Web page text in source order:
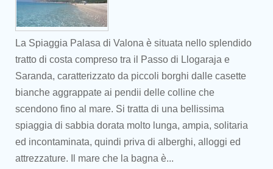
La Spiaggia Palasa di Valona è situata nello splendido
tratto di costa compreso tra il Passo di Llogaraja e
Saranda, caratterizzato da piccoli borghi dalle casette
bianche aggrappate ai pendii delle colline che
scendono fino al mare. Si tratta di una bellissima
spiaggia di sabbia dorata molto lunga, ampia, solitaria
ed incontaminata, quindi priva di alberghi, alloggi ed
attrezzature. Il mare che la bagna è...